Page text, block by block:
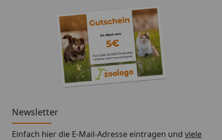
Newsletter
Einfach hier die E-Mail-Adresse eintragen und viele